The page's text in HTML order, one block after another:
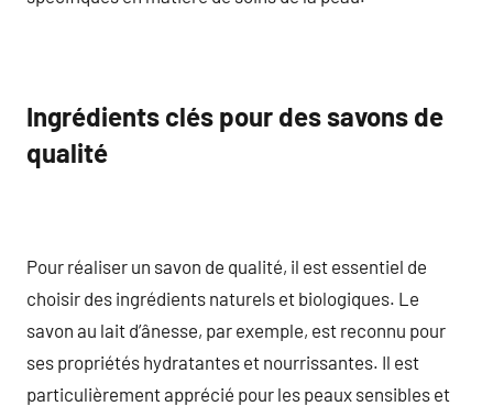
Ingrédients clés pour des savons de
qualité
Pour réaliser un savon de qualité, il est essentiel de
choisir des ingrédients naturels et biologiques. Le
savon au lait d’ânesse, par exemple, est reconnu pour
ses propriétés hydratantes et nourrissantes. Il est
particulièrement apprécié pour les peaux sensibles et